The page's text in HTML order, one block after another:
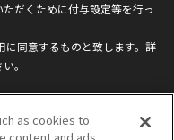
だくために付与設定等を行っ
同意するものと致します。詳
。
as cookies to